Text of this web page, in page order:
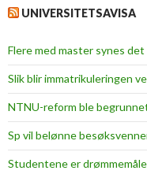
t
i
UNIVERSITETSAVISA
Flere med master synes
Slik blir immatrikuleringen
NTNU-reform ble
Sp vil belønne
Studentene er